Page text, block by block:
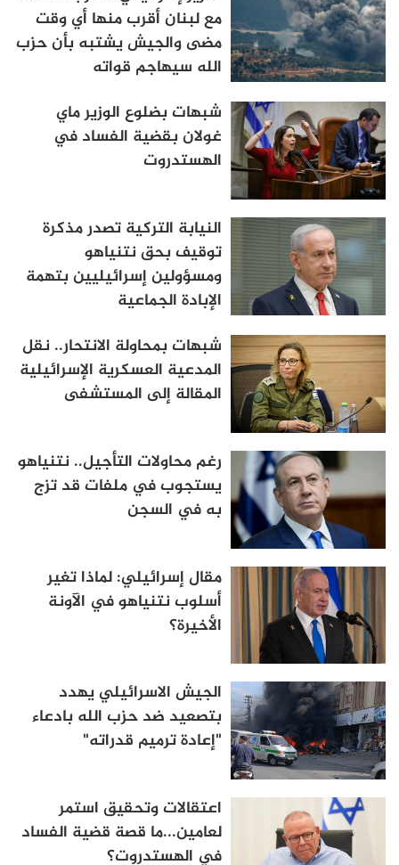
مع لبنان أقرب منها أي وقت
مضى والجيش يشتبه بأن حزب
الله سيهاجم قواته
شبهات بضلوع الوزير ماي
غولان بقضية الفساد في
الهستدروت
النيابة التركية تصدر مذكرة
توقيف بحق نتنياهو
ومسؤولين إسرائيليين بتهمة
الإبادة الجماعية
شبهات بمحاولة الانتحار.. نقل
المدعية العسكرية الإسرائيلية
المقالة إلى المستشفى
رغم محاولات التأجيل.. نتنياهو
يستجوب في ملفات قد تزج
به في السجن
مقال إسرائيلي: لماذا تغير
أسلوب نتنياهو في الآونة
الأخيرة؟
الجيش الاسرائيلي يهدد
بتصعيد ضد حزب الله بادعاء
"إعادة ترميم قدراته"
اعتقالات وتحقيق استمر
لعامين...ما قصة قضية الفساد
في الهستدروت؟